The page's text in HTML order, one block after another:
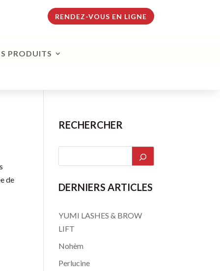
RENDEZ-VOUS EN LIGNE
PRODUITS
de
RECHERCHER
DERNIERS ARTICLES
YUMI LASHES & BROW
LIFT
Nohèm
Perlucine